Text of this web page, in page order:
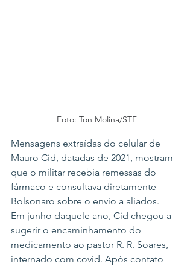
Foto: Ton Molina/STF
Mensagens extraídas do celular de
Mauro Cid, datadas de 2021, mostram
que o militar recebia remessas do
fármaco e consultava diretamente
Bolsonaro sobre o envio a aliados.
Em junho daquele ano, Cid chegou a
sugerir o encaminhamento do
medicamento ao pastor R. R. Soares,
internado com covid. Após contato